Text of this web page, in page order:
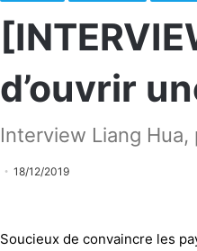
d’ouvrir
Interview Liang
18/12/2019
Soucieux de convaincre les